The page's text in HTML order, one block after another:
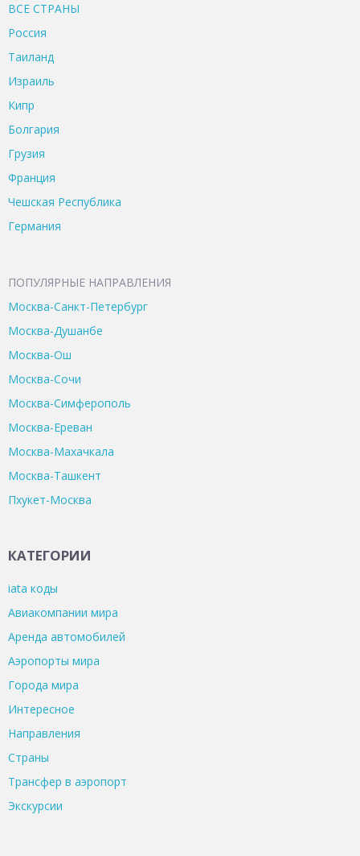
ВСЕ CТРАНЫ
Россия
Таиланд
Израиль
Кипр
Болгария
Грузия
Франция
Чешская Республика
Германия
ПОПУЛЯРНЫЕ НАПРАВЛЕНИЯ
Москва-Санкт-Петербург
Москва-Душанбе
Москва-Ош
Москва-Сочи
Москва-Симферополь
Москва-Ереван
Москва-Махачкала
Москва-Ташкент
Пхукет-Москва
КАТЕГОРИИ
iata коды
Авиакомпании мира
Аренда автомобилей
Аэропорты мира
Города мира
Интересное
Направления
Страны
Трансфер в аэропорт
Экскурсии